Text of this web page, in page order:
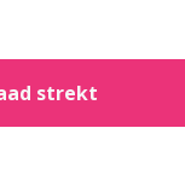
strekt